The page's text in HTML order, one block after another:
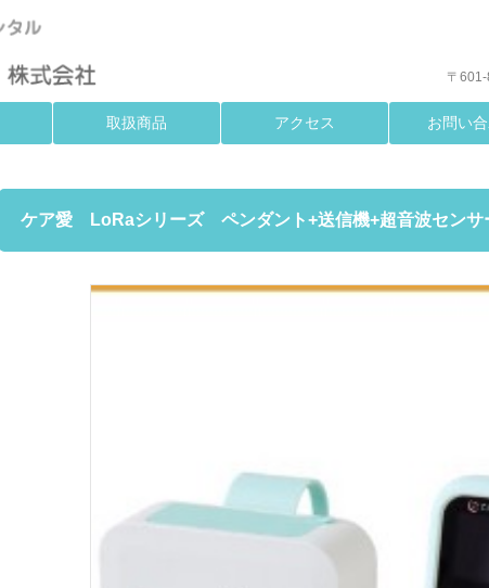
〒
取扱商品 アクセス お問い
ケア愛 LoRaシリーズ ペンダント+送信機+超音波セン